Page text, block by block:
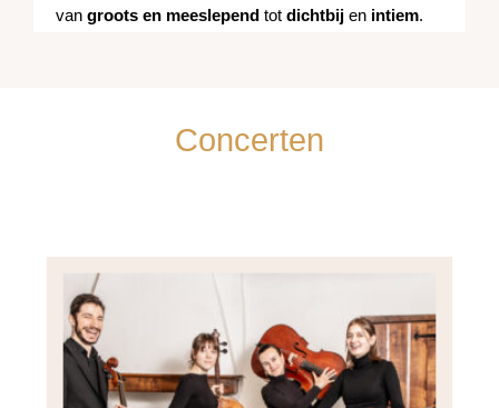
van groots en meeslepend tot dichtbij en intiem.
Concerten